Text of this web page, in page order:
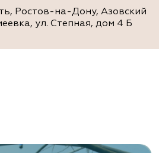
Ростов-на-Дону, Азовский
ул. Степная, дом 4 Б
Ростов-на-Дону,